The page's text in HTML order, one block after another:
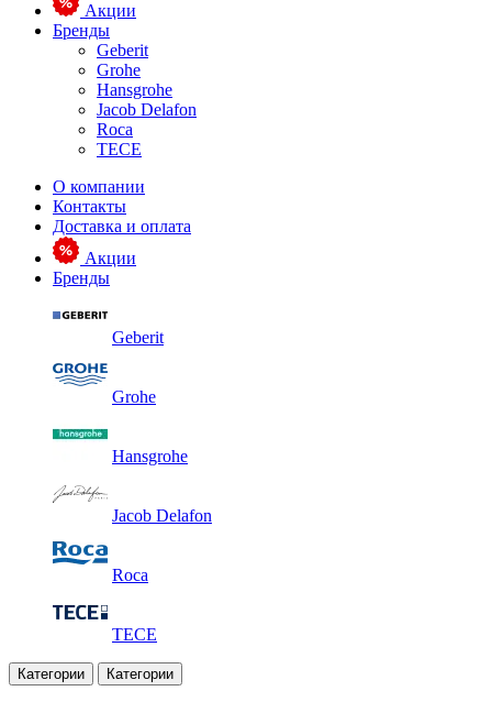
Акции
Бренды
Geberit
Grohe
Hansgrohe
Jacob Delafon
Roca
TECE
О компании
Контакты
Доставка и оплата
Акции
Бренды
Geberit
Grohe
Hansgrohe
Jacob Delafon
Roca
TECE
Категории Категории